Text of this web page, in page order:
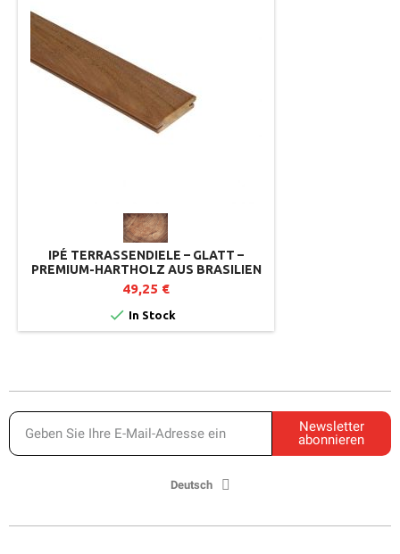
IPÉ TERRASSENDIELE – GLATT –
PREMIUM-HARTHOLZ AUS BRASILIEN
49,25 €
 In Stock
Newsletter
abonnieren
Deutsch